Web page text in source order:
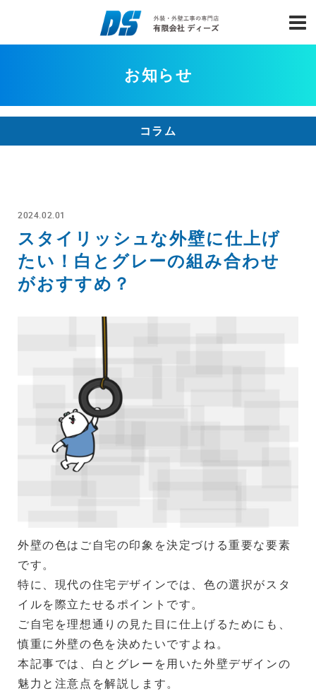
お知らせ
コラム
2024.02.01
スタイリッシュな外壁に仕上げ
たい！白とグレーの組み合わせ
がおすすめ？
外壁の色はご自宅の印象を決定づける重要な要素
です。
特に、現代の住宅デザインでは、色の選択がスタ
イルを際立たせるポイントです。
ご自宅を理想通りの見た目に仕上げるためにも、
慎重に外壁の色を決めたいですよね。
本記事では、白とグレーを用いた外壁デザインの
魅力と注意点を解説します。